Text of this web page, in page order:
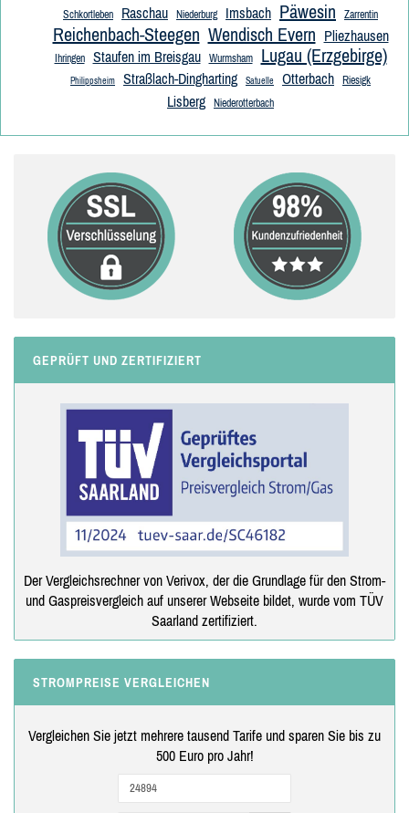
Schkortleben Raschau Niederburg Imsbach Päwesin Zarrentin
Reichenbach-Steegen Wendisch Evern Pliezhausen
Ihringen Staufen im Breisgau Wurmsham Lugau (Erzgebirge)
Philippsheim Straßlach-Dingharting Satuelle Otterbach Riesigk
Lisberg Niederotterbach
GEPRÜFT UND ZERTIFIZIERT
Der Vergleichsrechner von Verivox, der die Grundlage für den Strom-
und Gaspreisvergleich auf unserer Webseite bildet, wurde vom TÜV
Saarland zertifiziert.
STROMPREISE VERGLEICHEN
Vergleichen Sie jetzt mehrere tausend Tarife und sparen Sie bis zu
500 Euro pro Jahr!